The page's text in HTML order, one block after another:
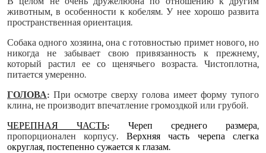
животным, в особенности к кобелям. У нее хорошо развита
пространственная ориентация.
Собака одного хозяина, она с готовностью примет нового, но
никогда не забывает свою привязанность к прежнему,
который растил ее со щенячьего возраста. Чистоплотна,
питается умеренно.
ГОЛОВА: При осмотре сверху голова имеет форму тупого
клина, не производит впечатление громоздкой или грубой.
ЧЕРЕПНАЯ ЧАСТЬ: Череп среднего размера,
пропорционален корпусу. Верхняя часть черепа слегка
округлая, постепенно сужается к глазам.